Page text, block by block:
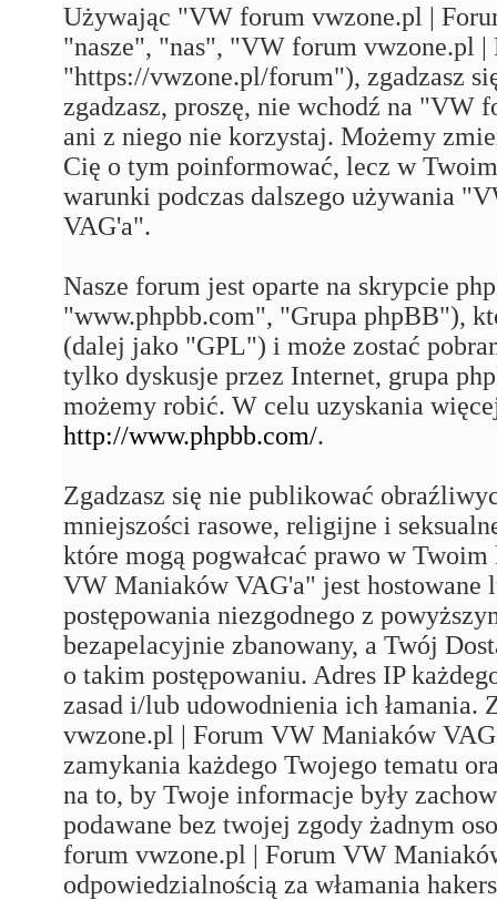
Używając "VW forum vwzone.pl |
"nasze", "nas", "VW forum vwzone.pl
"https://vwzone.pl/forum"), zgadzasz
zgadzasz, proszę, nie wchodź na
ani z niego nie korzystaj. Możemy
Cię o tym poinformować, lecz w
warunki podczas dalszego używania
VAG'a".
Nasze forum jest oparte na skrypcie
"www.phpbb.com", "Grupa phpBB"),
(dalej jako "GPL") i może zostać
tylko dyskusje przez Internet, grupa
możemy robić. W celu uzyskania
http://www.phpbb.com/.
Zgadzasz się nie publikować
mniejszości rasowe, religijne i
które mogą pogwałcać prawo w
VW Maniaków VAG'a" jest hostowane
postępowania niezgodnego z
bezapelacyjnie zbanowany, a Twój
o takim postępowaniu. Adres IP
zasad i/lub udowodnienia ich
vwzone.pl | Forum VW Maniaków
zamykania każdego Twojego tematu
na to, by Twoje informacje były
podawane bez twojej zgody żadnym
forum vwzone.pl | Forum VW
odpowiedzialnością za włamania